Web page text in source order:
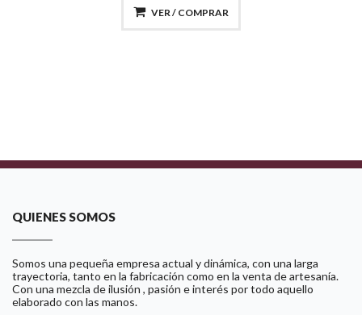
VER / COMPRAR
QUIENES SOMOS
Somos una pequeña empresa actual y dinámica, con una larga
trayectoria, tanto en la fabricación como en la venta de artesanía.
Con una mezcla de ilusión , pasión e interés por todo aquello
elaborado con las manos.